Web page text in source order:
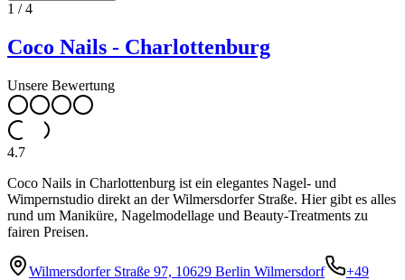
1 /4
Coco Nails - Charlottenburg
Unsere Bewertung
4.7
Coco Nails in Charlottenburg ist ein elegantes Nagel- und
Wimpernstudio direkt an der Wilmersdorfer Straße. Hier gibt es alles
rund um Maniküre, Nagelmodellage und Beauty-Treatments zu
fairen Preisen.
Wilmersdorfer Straße 97, 10629 Berlin Wilmersdorf
+49